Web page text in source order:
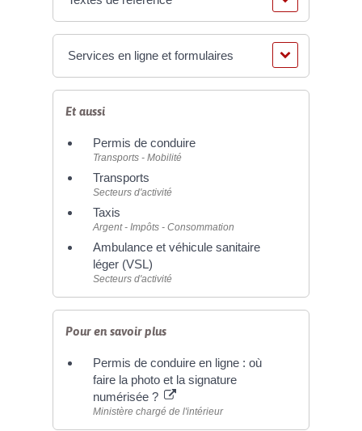
Services en ligne et formulaires
Et aussi
Permis de conduire
Transports - Mobilité
Transports
Secteurs d'activité
Taxis
Argent - Impôts - Consommation
Ambulance et véhicule sanitaire
léger (VSL)
Secteurs d'activité
Pour en savoir plus
Permis de conduire en ligne : où
faire la photo et la signature
numérisée ?
Ministère chargé de l'intérieur